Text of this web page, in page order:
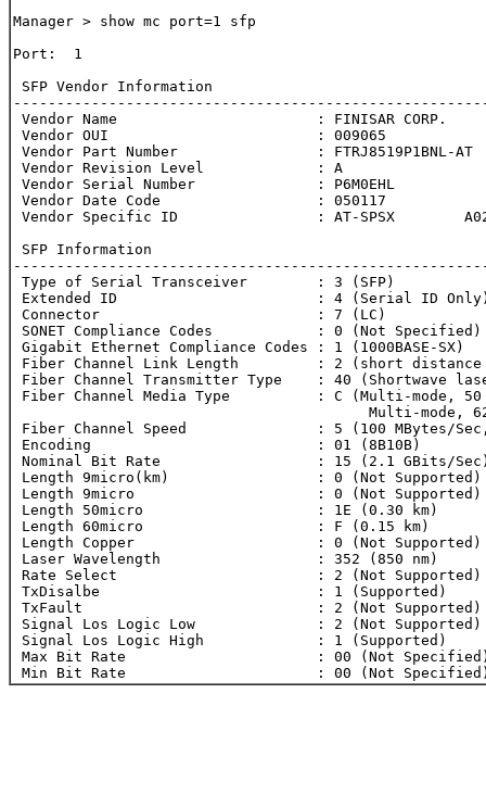
Manager > show mc port=1 sfp
Port:  1
SFP Vendor Information
Vendor Name                       : FINISAR CORP.
Vendor OUI                        : 009065
Vendor Part Number                : FTRJ8519P1BNL-AT
Vendor Revision Level             : A
Vendor Serial Number              : P6M0EHL
Vendor Date Code                  : 050117
Vendor Specific ID                : AT-SPSX
SFP Information
Type of Serial Transceiver        : 3 (SFP)
Extended ID                       : 4 (Serial ID
Connector                         : 7 (LC)
SONET Compliance Codes            : 0 (Not Specified)
Gigabit Ethernet Compliance Codes : 1 (1000BASE-SX)
Fiber Channel Link Length         : 2 (short
Fiber Channel Transmitter Type    : 40 (Shortwave
Fiber Channel Media Type          : C (Multi-mode, 50
Multi-mode,
Fiber Channel Speed               : 5 (100 MBytes/
Encoding                          : 01 (8B10B)
Nominal Bit Rate                  : 15 (2.1 GBits/
Length 9micro(km)                 : 0 (Not Supported)
Length 9micro                     : 0 (Not Supported)
Length 50micro                    : 1E (0.30 km)
Length 60micro                    : F (0.15 km)
Length Copper                     : 0 (Not Supported)
Laser Wavelength                  : 352 (850 nm)
Rate Select                       : 2 (Not Supported)
TxDisalbe                         : 1 (Supported)
TxFault                           : 2 (Not Supported)
Signal Los Logic Low              : 2 (Not Supported)
Signal Los Logic High             : 1 (Supported)
Max Bit Rate                      : 00 (Not